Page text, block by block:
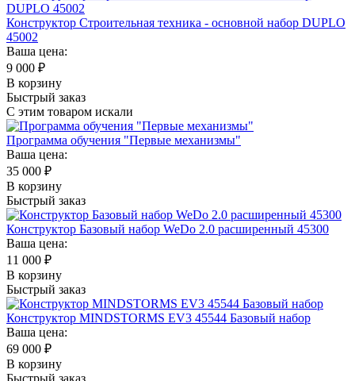
Конструктор Строительная техника - основной набор DUPLO
45002
Ваша цена:
9 000 ₽
В корзину
Быстрый заказ
С этим товаром искали
Программа обучения "Первые механизмы"
Ваша цена:
35 000 ₽
В корзину
Быстрый заказ
Конструктор Базовый набор WeDo 2.0 расширенный 45300
Ваша цена:
11 000 ₽
В корзину
Быстрый заказ
Конструктор MINDSTORMS EV3 45544 Базовый набор
Ваша цена:
69 000 ₽
В корзину
Быстрый заказ